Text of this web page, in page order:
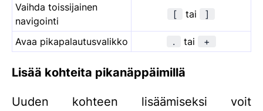
Vaihda toissijainen
navigointi
[ tai ]
Avaa pikapalautusvalikko . tai +
Lisää kohteita pikanäppäimillä
Uuden kohteen lisäämiseksi voit